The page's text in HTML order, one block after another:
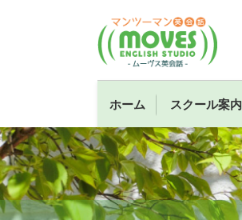
ホーム スクール案内